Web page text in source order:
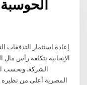
الإيجابية بتكلفة رأس مال
الشركة. وبحسب
المصرية أعلى من نظيره